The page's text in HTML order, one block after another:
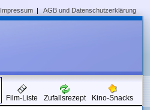
Impressum | AGB und Datenschutzerklärung
Film-Liste Zufallsrezept Kino-Snacks